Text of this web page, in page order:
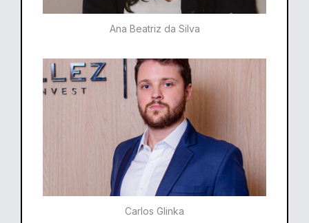
Ana Beatriz da Silva
Carlos Glinka